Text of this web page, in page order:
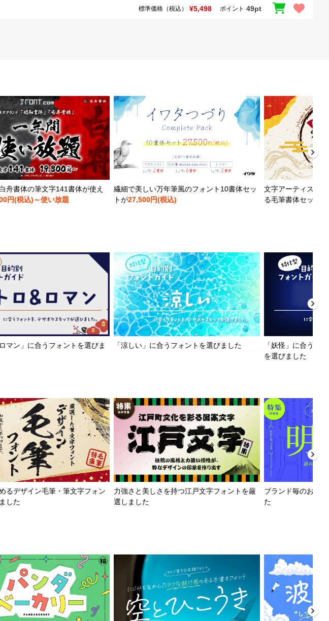
標準価格（税込） ¥5,498 ポイント 49pt
舟書体の筆文字141書体が使え
円(税込)～使い放題
繊細で美しい万年筆風のフォント10書体セッ
トが27,500円(税込)
文字アーティスト
る毛筆書体セットが
マン」に合うフォントを選びま
「涼しい」に合うフォントを選びました
「妖怪」に合うフ
を選びました
るデザイン毛筆・筆文字フォン
した
力強さと美しさを持つ江戸文字フォントを厳
選しました
ブランド毎のおす
た